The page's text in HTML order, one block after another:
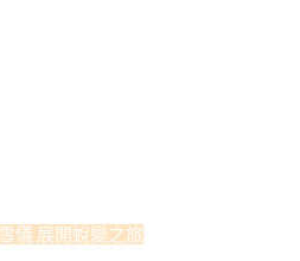
儀 展開蛻變之旅